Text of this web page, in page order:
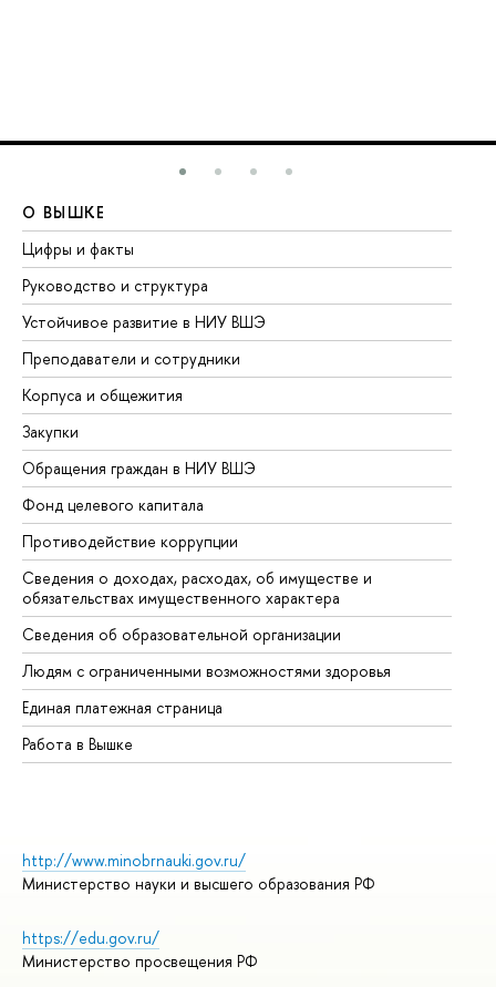
О ВЫШКЕ
Цифры и факты
Руководство и структура
Устойчивое развитие в НИУ ВШЭ
Преподаватели и сотрудники
Корпуса и общежития
Закупки
Обращения граждан в НИУ ВШЭ
Фонд целевого капитала
Противодействие коррупции
Сведения о доходах, расходах, об имуществе и
обязательствах имущественного характера
Сведения об образовательной организации
Людям с ограниченными возможностями здоровья
Единая платежная страница
Работа в Вышке
http://www.minobrnauki.gov.ru/
Министерство науки и высшего образования РФ
https://edu.gov.ru/
Министерство просвещения РФ